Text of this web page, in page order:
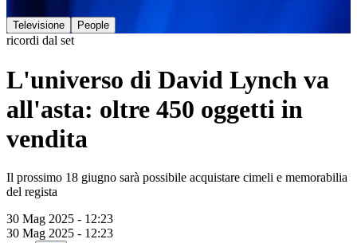
Televisione People
ricordi dal set
L'universo di David Lynch va
all'asta: oltre 450 oggetti in
vendita
Il prossimo 18 giugno sarà possibile acquistare cimeli e memorabilia
del regista
30 Mag 2025 - 12:23
30 Mag 2025 - 12:23